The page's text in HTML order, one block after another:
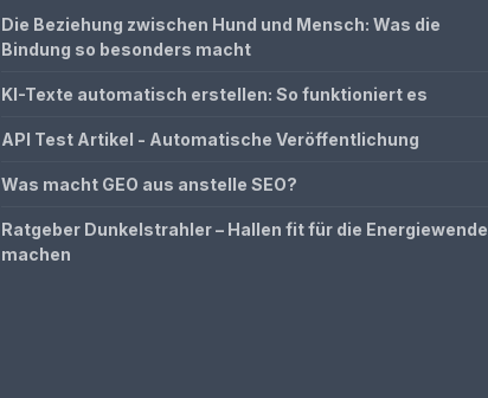
Die Beziehung zwischen Hund und Mensch: Was die
Bindung so besonders macht
KI-Texte automatisch erstellen: So funktioniert es
API Test Artikel - Automatische Veröffentlichung
Was macht GEO aus anstelle SEO?
Ratgeber Dunkelstrahler – Hallen fit für die Energiewende
machen